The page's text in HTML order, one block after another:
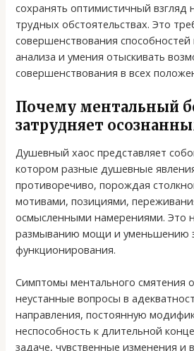
сохранять оптимистичный взгляд
трудных обстоятельствах. Это
совершенствования способностей
анализа и умения отыскивать
совершенствования в всех
Почему ментальный
затрудняет
Душевный хаос представляет
котором разные душевные
противоречиво, порождая
мотивами, позициями,
осмысленными намерениями. Это
размыванию мощи и уменьшению
функционирования.
Симптомы ментального смятения
неустанные вопросы в
направления, постоянную
неспособность к длительной
задаче, чувственные изменения и